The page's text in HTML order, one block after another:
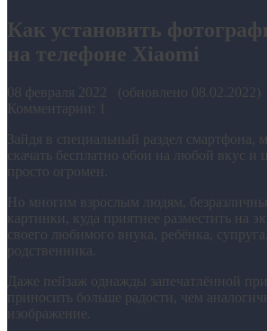
Как установить
на телефоне Xiaomi
08 февраля 2022 (обновлено
Комментарии: 1
Зайдя в специальный раздел смартфона,
скачать бесплатно обои на любой вкус и
просто огромен.
Но многим взрослым людям,
картинки, куда приятнее разместить на
своего любимого внука, ребёнка,
родственника.
Даже пейзаж однажды запечатлённой
приносить больше радости, чем
изображение.